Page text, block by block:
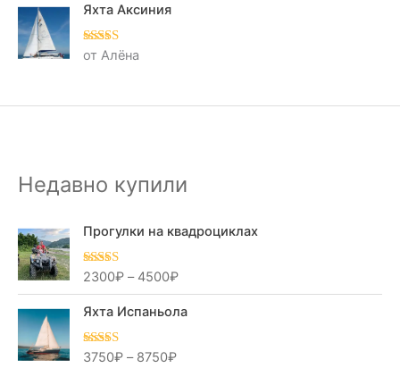
а
из
Яхта Аксиния
Оценка5из
от Алёна
Недавно купили
Прогулки на квадроциклах
Оценка
2300₽– 4500₽
Яхта Испаньола
Оценка
3750₽– 8750₽